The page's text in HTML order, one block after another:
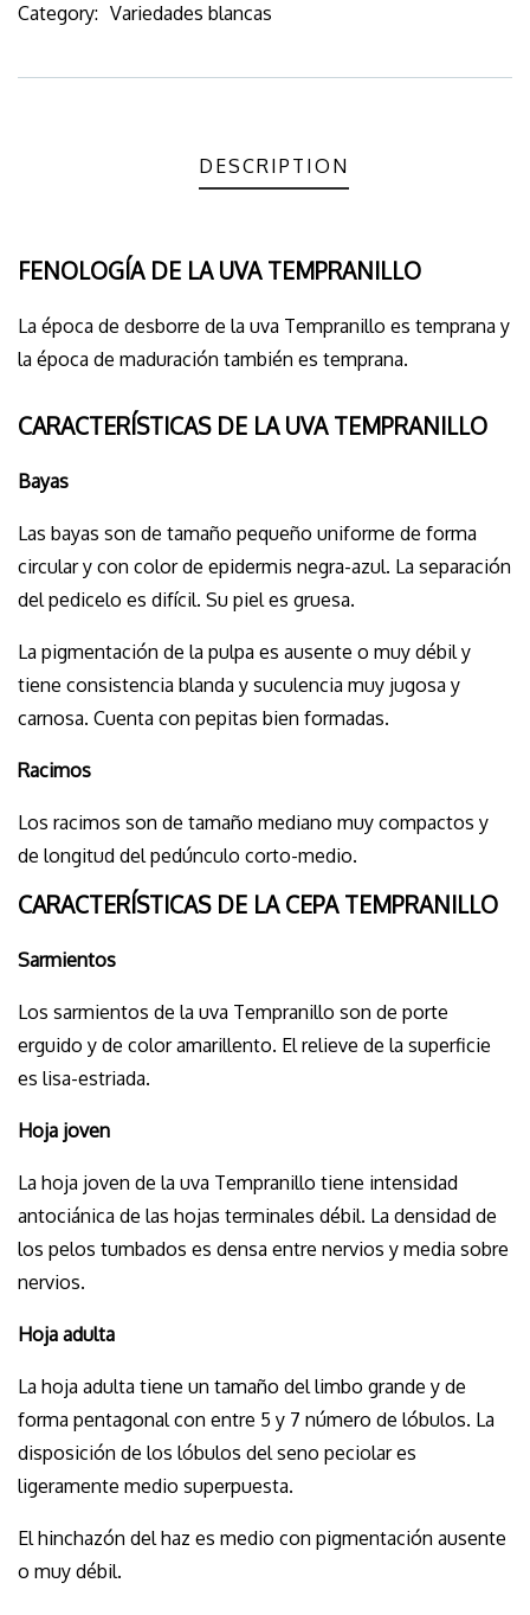
Category: Variedades blancas
DESCRIPTION
FENOLOGÍA DE LA UVA TEMPRANILLO
La época de desborre de la uva Tempranillo es temprana y
la época de maduración también es temprana.
CARACTERÍSTICAS DE LA UVA TEMPRANILLO
Bayas
Las bayas son de tamaño pequeño uniforme de forma
circular y con color de epidermis negra-azul. La separación
del pedicelo es difícil. Su piel es gruesa.
La pigmentación de la pulpa es ausente o muy débil y
tiene consistencia blanda y suculencia muy jugosa y
carnosa. Cuenta con pepitas bien formadas.
Racimos
Los racimos son de tamaño mediano muy compactos y
de longitud del pedúnculo corto-medio.
CARACTERÍSTICAS DE LA CEPA TEMPRANILLO
Sarmientos
Los sarmientos de la uva Tempranillo son de porte
erguido y de color amarillento. El relieve de la superficie
es lisa-estriada.
Hoja joven
La hoja joven de la uva Tempranillo tiene intensidad
antociánica de las hojas terminales débil. La densidad de
los pelos tumbados es densa entre nervios y media sobre
nervios.
Hoja adulta
La hoja adulta tiene un tamaño del limbo grande y de
forma pentagonal con entre 5 y 7 número de lóbulos. La
disposición de los lóbulos del seno peciolar es
ligeramente medio superpuesta.
El hinchazón del haz es medio con pigmentación ausente
o muy débil.